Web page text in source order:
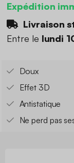
Expédition
Livraison
Entre le lundi
Doux
Effet 3D
Antistatique
Ne perd pas